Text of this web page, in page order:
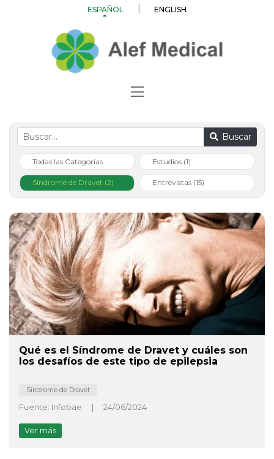
ESPAÑOL ENGLISH
Buscar
Todas las Categorías Estudios (1)
Síndrome de Dravet (2) Entrevistas (15)
Qué es el Síndrome de Dravet y cuáles son
los desafíos de este tipo de epilepsia
Síndrome de Dravet
Fuente: Infobae 24/06/2024
Ver más